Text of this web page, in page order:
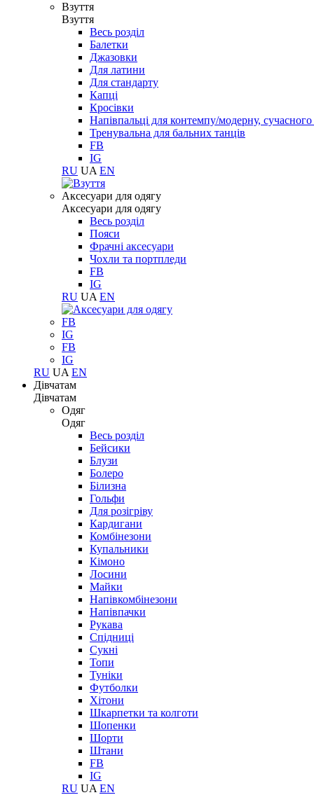
Взуття
Взуття
Весь розділ
Балетки
Джазовки
Для латини
Для стандарту
Капці
Кросівки
Напівпальці для контемпу/модерну,
Тренувальна для бальних танців
FB
IG
RU UA EN
Aксесуари для одягу
Aксесуари для одягу
Весь розділ
Пояси
Фрачні аксесуари
Чохли та портпледи
FB
IG
RU UA EN
FB
IG
FB
IG
RU UA EN
Дівчатам
Дівчатам
Одяг
Одяг
Весь розділ
Бейсики
Блузи
Болеро
Білизна
Гольфи
Для розігріву
Кардигани
Комбінезони
Купальники
Кімоно
Лосини
Майки
Напівкомбінезони
Напівпачки
Рукава
Спідниці
Сукні
Топи
Туніки
Футболки
Хітони
Шкарпетки та колготи
Шопенки
Шорти
Штани
FB
IG
RU UA EN